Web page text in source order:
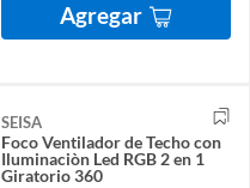
Agregar
SEISA
Foco Ventilador de Techo con
Iluminaciòn Led RGB 2 en 1
Giratorio 360